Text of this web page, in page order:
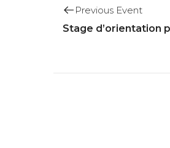
Previous Event
Stage d’orientation